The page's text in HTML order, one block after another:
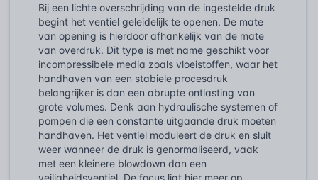
Bij een lichte overschrijding van de ingestelde druk
begint het ventiel geleidelijk te openen. De mate
van opening is hierdoor afhankelijk van de mate
van overdruk. Dit type is met name geschikt voor
incompressibele media zoals vloeistoffen, waar het
handhaven van een stabiele procesdruk
belangrijker is dan een abrupte ontlasting van
grote volumes. Denk aan hydraulische systemen of
pompen die een constante uitgaande druk moeten
handhaven. Het ventiel moduleert de druk en sluit
weer wanneer de druk is genormaliseerd, vaak
met een kleinere blowdown dan een
veiligheidsventiel. De focus ligt hier meer op